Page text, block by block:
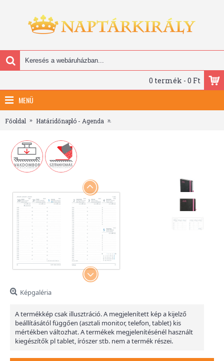
0 termék - 0 Ft
MENÜ
Főoldal Határidőnapló - Agenda
Képgaléria
A termékkép csak illusztráció. A megjelenített kép a kijelző
beállításától függően (asztali monitor, telefon, tablet) kis
mértékben változhat. A termékek megjelenítésénél használt
kiegészítők pl tablet, írószer stb. nem a termék részei.